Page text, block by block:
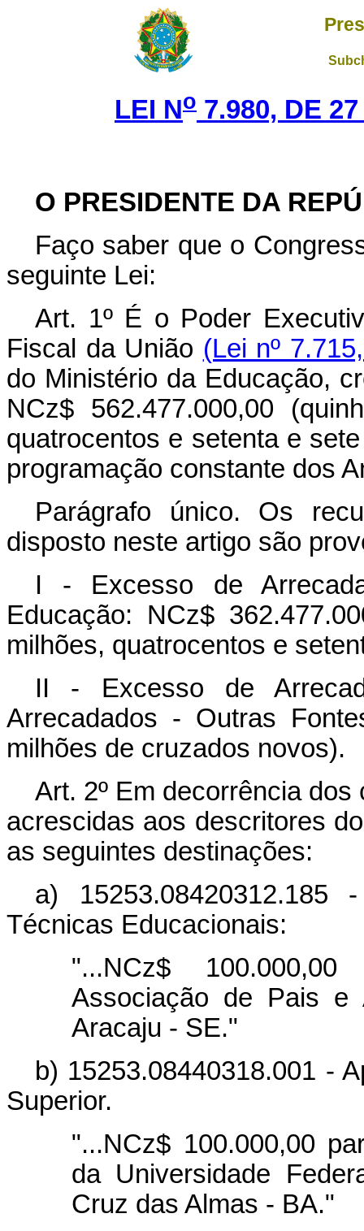
LEI No 7.980, DE
O PRESIDENTE DA
Faço saber que o
seguinte Lei:
Art. 1º É o Poder
Fiscal da União (Lei nº
do Ministério da Educação,
NCz$ 562.477.000,00
quatrocentos e setenta e
programação constante dos
Parágrafo único. Os
disposto neste artigo são
I - Excesso de
Educação: NCz$
milhões, quatrocentos e
II - Excesso de
Arrecadados - Outras
milhões de cruzados novos).
Art. 2º Em decorrência
acrescidas aos descritores
as seguintes destinações:
a) 15253.08420312.185
Técnicas Educacionais:
"...NCz$
Associação de Pais e
Aracaju - SE."
b) 15253.08440318.001 -
Superior.
"...NCz$ 100.000,00
da Universidade
Cruz das Almas - BA."